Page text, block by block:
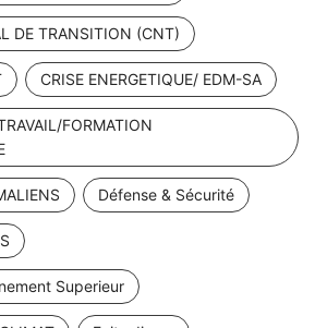
DE TRANSITION (CNT)
CRISE ENERGETIQUE/ EDM-SA
FORMATION
Défense & Sécurité
Superieur